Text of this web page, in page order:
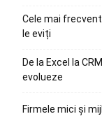
Cele mai
le eviți
De la Excel la
evolueze
Firmele mici și